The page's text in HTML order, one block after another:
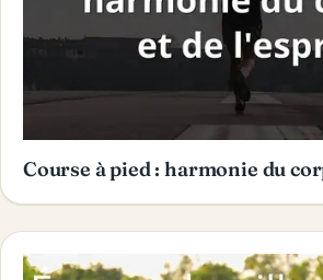
Course à pied : harmonie du